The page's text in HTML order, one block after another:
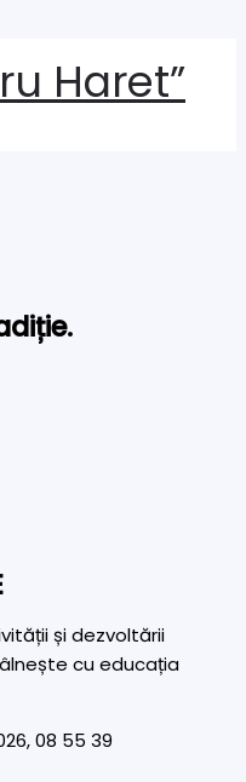
Haret”
și dezvoltării
cu educația